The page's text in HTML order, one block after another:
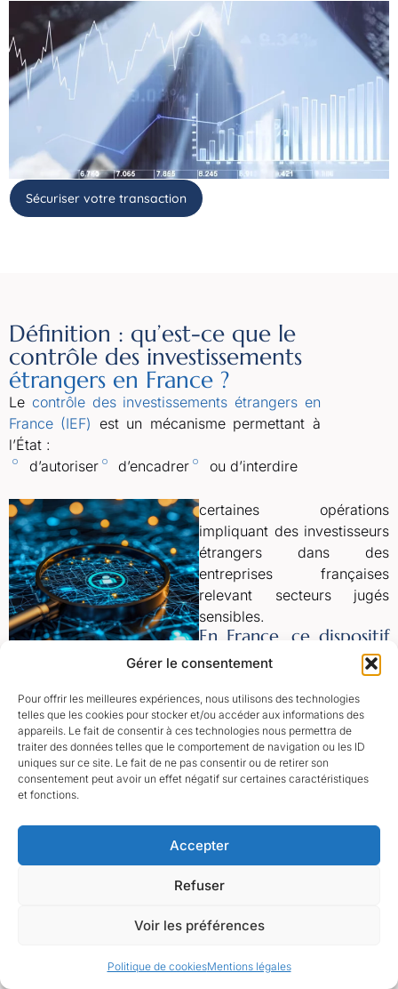
Gérer le consentement
Pour offrir les meilleures expériences, nous utilisons des technologies
telles que les cookies pour stocker et/ou accéder aux informations des
appareils. Le fait de consentir à ces technologies nous permettra de
traiter des données telles que le comportement de navigation ou les ID
uniques sur ce site. Le fait de ne pas consentir ou de retirer son
consentement peut avoir un effet négatif sur certaines caractéristiques
et fonctions.
Accepter
Refuser
Voir les préférences
Politique de cookiesMentions légales
Sécuriser votre transaction
Définition : qu’est-ce que le
contrôle des investissements
étrangers en France ?
Le contrôle des investissements étrangers en
France (IEF) est un mécanisme permettant à
l’État :
d’autoriser
d’encadrer ou d’interdire
certaines opérations
impliquant des investisseurs
étrangers dans des
entreprises françaises
relevant secteurs jugés
sensibles.
En France, ce dispositif
est fondé notamment
sur l’article L.151-3 du
Code Monétaire et
Financier et est piloté
par la Direction
générale du Trésor.
Il vise à protéger :
nationale
la sécurité publique
les infrastructures
d'importance vitale
des secteurs
les technologies critiques